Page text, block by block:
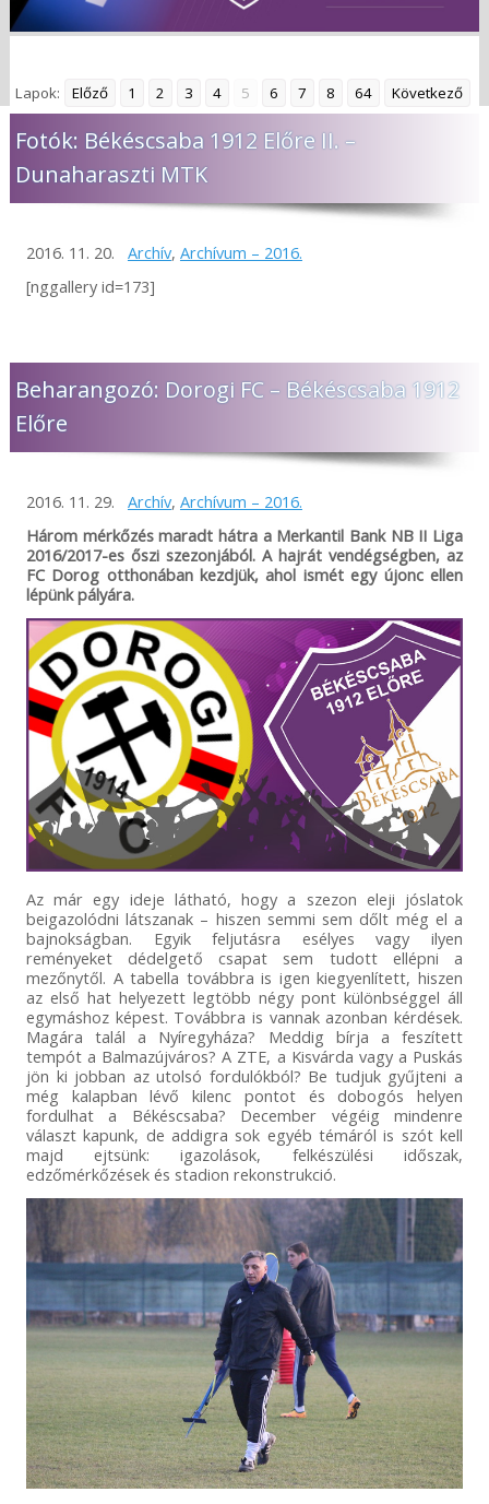
Lapok: Előző 1 2 3 4 5 6 7 8 64 Következő
Fotók: Békéscsaba 1912 Előre II. –
Dunaharaszti MTK
2016. 11. 20. Archív, Archívum – 2016.
[nggallery id=173]
Beharangozó: Dorogi FC – Békéscsaba 1912
Előre
2016. 11. 29. Archív, Archívum – 2016.
Három mérkőzés maradt hátra a Merkantil Bank NB II Liga
2016/2017-es őszi szezonjából. A hajrát vendégségben, az
FC Dorog otthonában kezdjük, ahol ismét egy újonc ellen
lépünk pályára.
Az már egy ideje látható, hogy a szezon eleji jóslatok
beigazolódni látszanak – hiszen semmi sem dőlt még el a
bajnokságban. Egyik feljutásra esélyes vagy ilyen
reményeket dédelgető csapat sem tudott ellépni a
mezőnytől. A tabella továbbra is igen kiegyenlített, hiszen
az első hat helyezett legtöbb négy pont különbséggel áll
egymáshoz képest. Továbbra is vannak azonban kérdések.
Magára talál a Nyíregyháza? Meddig bírja a feszített
tempót a Balmazújváros? A ZTE, a Kisvárda vagy a Puskás
jön ki jobban az utolsó fordulókból? Be tudjuk gyűjteni a
még kalapban lévő kilenc pontot és dobogós helyen
fordulhat a Békéscsaba? December végéig mindenre
választ kapunk, de addigra sok egyéb témáról is szót kell
majd ejtsünk: igazolások, felkészülési időszak,
edzőmérkőzések és stadion rekonstrukció.